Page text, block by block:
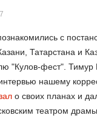
с
Татарстана и
"Кулов-фест". Тимур
нашему
о своих планах и
театром драмы.